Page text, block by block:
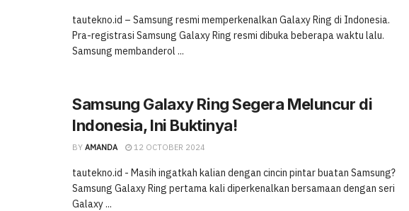
tautekno.id – Samsung resmi memperkenalkan Galaxy Ring di Indonesia.
Pra-registrasi Samsung Galaxy Ring resmi dibuka beberapa waktu lalu.
Samsung membanderol ...
Samsung Galaxy Ring Segera Meluncur di
Indonesia, Ini Buktinya!
BY AMANDA 12 OCTOBER 2024
tautekno.id - Masih ingatkah kalian dengan cincin pintar buatan Samsung?
Samsung Galaxy Ring pertama kali diperkenalkan bersamaan dengan seri
Galaxy ...